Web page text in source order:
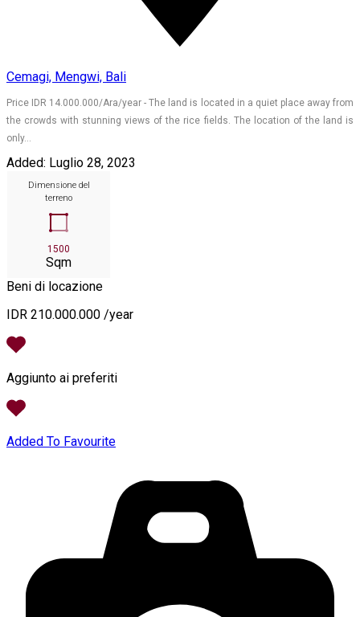
Cemagi, Mengwi, Bali
Price IDR 14.000.000/Ara/year - The land is located in a quiet place away from
the crowds with stunning views of the rice fields. The location of the land is
only…
Added: Luglio 28, 2023
Dimensione del
terreno
1500
Sqm
Beni di locazione
IDR 210.000.000 /year
Aggiunto ai preferiti
Added To Favourite